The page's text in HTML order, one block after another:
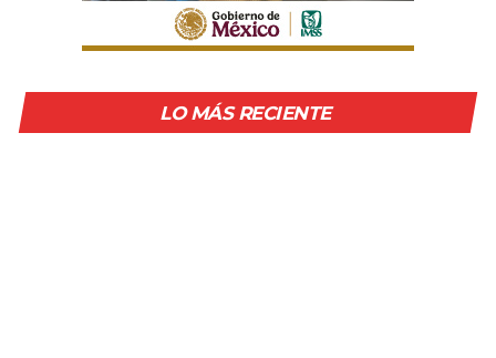
LO MÁS RECIENTE